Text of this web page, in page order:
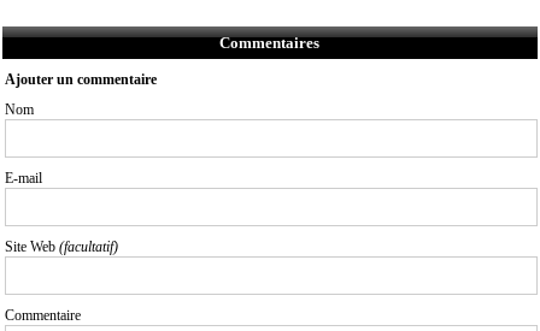
Commentaires
Ajouter un commentaire
Nom
E-mail
Site Web (facultatif)
Commentaire